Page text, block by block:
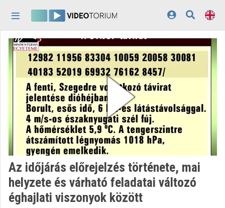
Home
Log In
Discovery
Categories
Playlists
Organizations
Contributors
Appearance:light
Az időjárás előrejelzés története, mai
helyzete és várható feladatai változó
éghajlati viszonyok között